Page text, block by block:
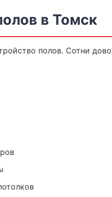
в Томск
полов. Сотни